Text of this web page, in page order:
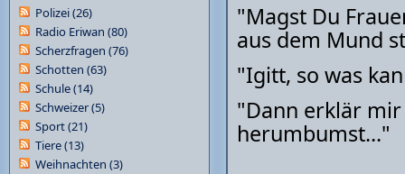
"Magst Du
aus dem Mund
"Igitt, so was
"Dann erklär
herumbumst..."
Polizei(26)
Radio Eriwan (80)
Scherzfragen (76)
Schotten (63)
Schule(14)
Schweizer(5)
Sport(21)
Tiere(13)
Weihnachten (3)